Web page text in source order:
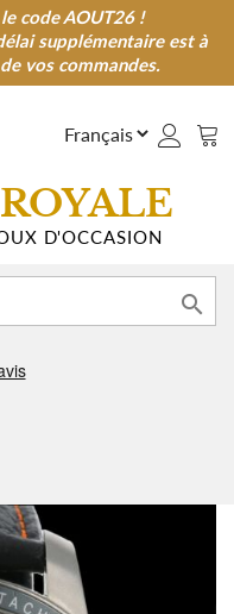
code AOUT26 !
supplémentaire est à
vos commandes.
code AOUT26 !
supplémentaire est à
vos commandes.
D'OCCASION
